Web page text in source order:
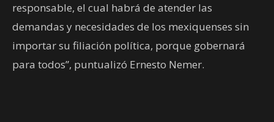
responsable, el cual habrá de atender las
demandas y necesidades de los mexiquenses sin
importar su filiación política, porque gobernará
para todos”, puntualizó Ernesto Nemer.